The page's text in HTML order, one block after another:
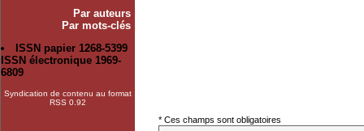
Par auteurs
Par mots-clés
ISSN papier 1268-5399
ISSN électronique 1969-
6809
Syndication de contenu au format
RSS 0.92
* Ces champs sont obligatoires